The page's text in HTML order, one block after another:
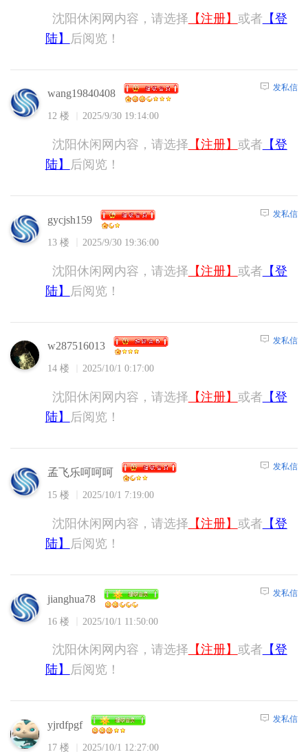
沈阳休闲网内容，请选择 【注册】 或者 【登
陆】
后阅览！
wang19840408
12 楼 2025/9/30 19:14:00
发私信
沈阳休闲网内容，请选择 【注册】 或者 【登
陆】
后阅览！
gycjsh159
13 楼 2025/9/30 19:36:00
发私信
沈阳休闲网内容，请选择 【注册】 或者 【登
陆】
后阅览！
w287516013
14 楼 2025/10/1 0:17:00
发私信
沈阳休闲网内容，请选择 【注册】 或者 【登
陆】
后阅览！
孟飞乐呵呵呵
15 楼 2025/10/1 7:19:00
发私信
沈阳休闲网内容，请选择 【注册】 或者 【登
陆】
后阅览！
jianghua78
16 楼 2025/10/1 11:50:00
发私信
沈阳休闲网内容，请选择 【注册】 或者 【登
陆】
后阅览！
yjrdfpgf
17 楼 2025/10/1 12:27:00
发私信